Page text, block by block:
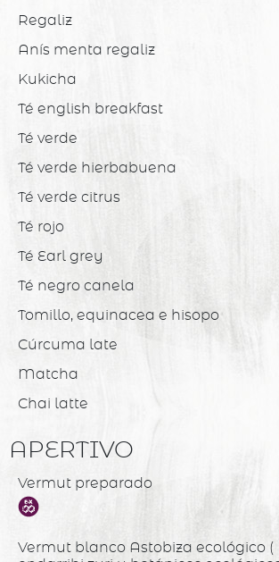
Regaliz
Anís menta regaliz
Kukicha
Té english breakfast
Té verde
Té verde hierbabuena
Té verde citrus
Té rojo
Té Earl grey
Té negro canela
Tomillo, equinacea e hisopo
Cúrcuma late
Matcha
Chai latte
APERTIVO
Vermut preparado
Vermut blanco Astobiza ecológico (